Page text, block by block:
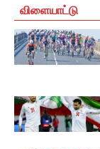
விளையாட்டு